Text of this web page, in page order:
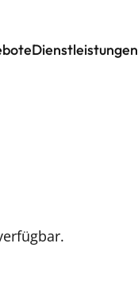
Dienstleistungen